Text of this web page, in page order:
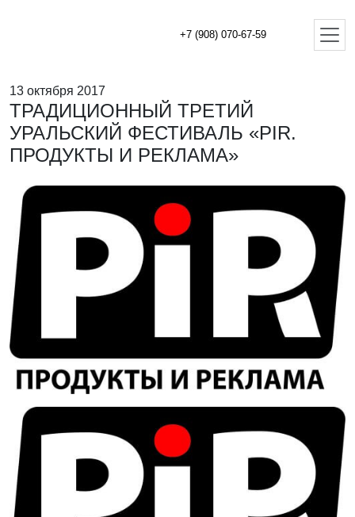
+7 (908) 070-67-59
13 октября 2017
ТРАДИЦИОННЫЙ ТРЕТИЙ
УРАЛЬСКИЙ ФЕСТИВАЛЬ «PIR.
ПРОДУКТЫ И РЕКЛАМА»